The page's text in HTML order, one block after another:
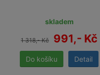
skladem
1 318,- Kč 991,- Kč
Detail